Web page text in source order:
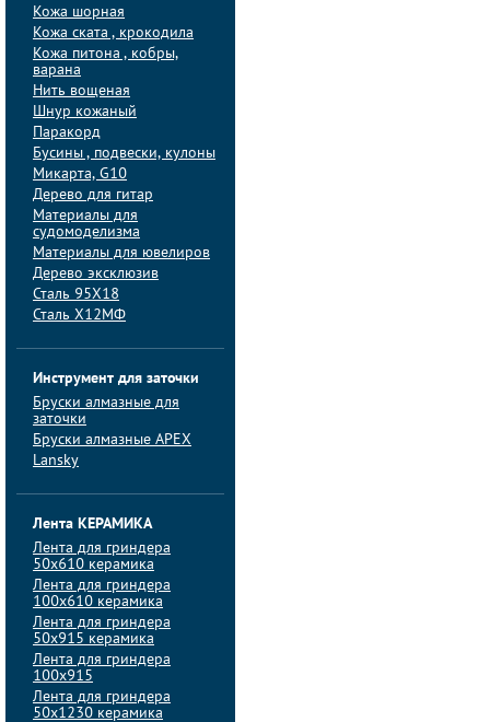
Кожа шорная
Кожа ската , крокодила
Кожа питона , кобры,
варана
Нить вощеная
Шнур кожаный
Паракорд
Бусины , подвески, кулоны
Микарта, G10
Дерево для гитар
Материалы для
судомоделизма
Материалы для ювелиров
Дерево эксклюзив
Сталь 95Х18
Сталь Х12МФ
Инструмент для заточки
Бруски алмазные для
заточки
Бруски алмазные APEX
Lansky
Лента КЕРАМИКА
Лента для гриндера
50х610 керамика
Лента для гриндера
100х610 керамика
Лента для гриндера
50х915 керамика
Лента для гриндера
100х915
Лента для гриндера
50х1230 керамика